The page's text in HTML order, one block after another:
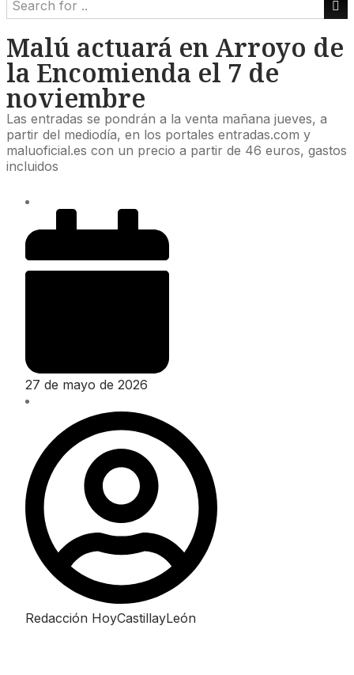
Malú actuará en Arroyo de
la Encomienda el 7 de
noviembre
Las entradas se pondrán a la venta mañana jueves, a
partir del mediodía, en los portales entradas.com y
maluoficial.es con un precio a partir de 46 euros, gastos
incluidos
27 de mayo de 2026
Redacción HoyCastillayLeón